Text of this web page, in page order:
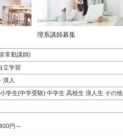
理系講師募集
常勤講師)
立学習
浪人
学生(中学受験) 中学生 高校生 浪人生 その他
円～